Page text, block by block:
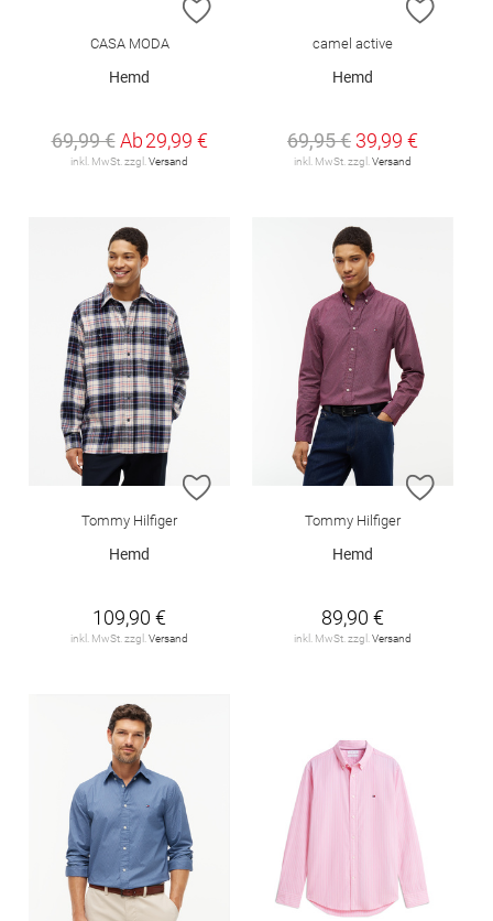
ZUR WUNSCHLISTE HINZUFÜGEN
CASA MODA
Hemd
69,99 € Ab29,99 €
inkl. MwSt. zzgl.Versand
ZUR
camel active
Hemd
69,95 € 39,99 €
inkl. MwSt. zzgl.Versand
ZUR WUNSCHLISTE HINZUFÜGEN
Tommy Hilfiger
Hemd
109,90 €
inkl. MwSt. zzgl.Versand
ZUR
Tommy Hilfiger
Hemd
89,90 €
inkl. MwSt. zzgl.Versand